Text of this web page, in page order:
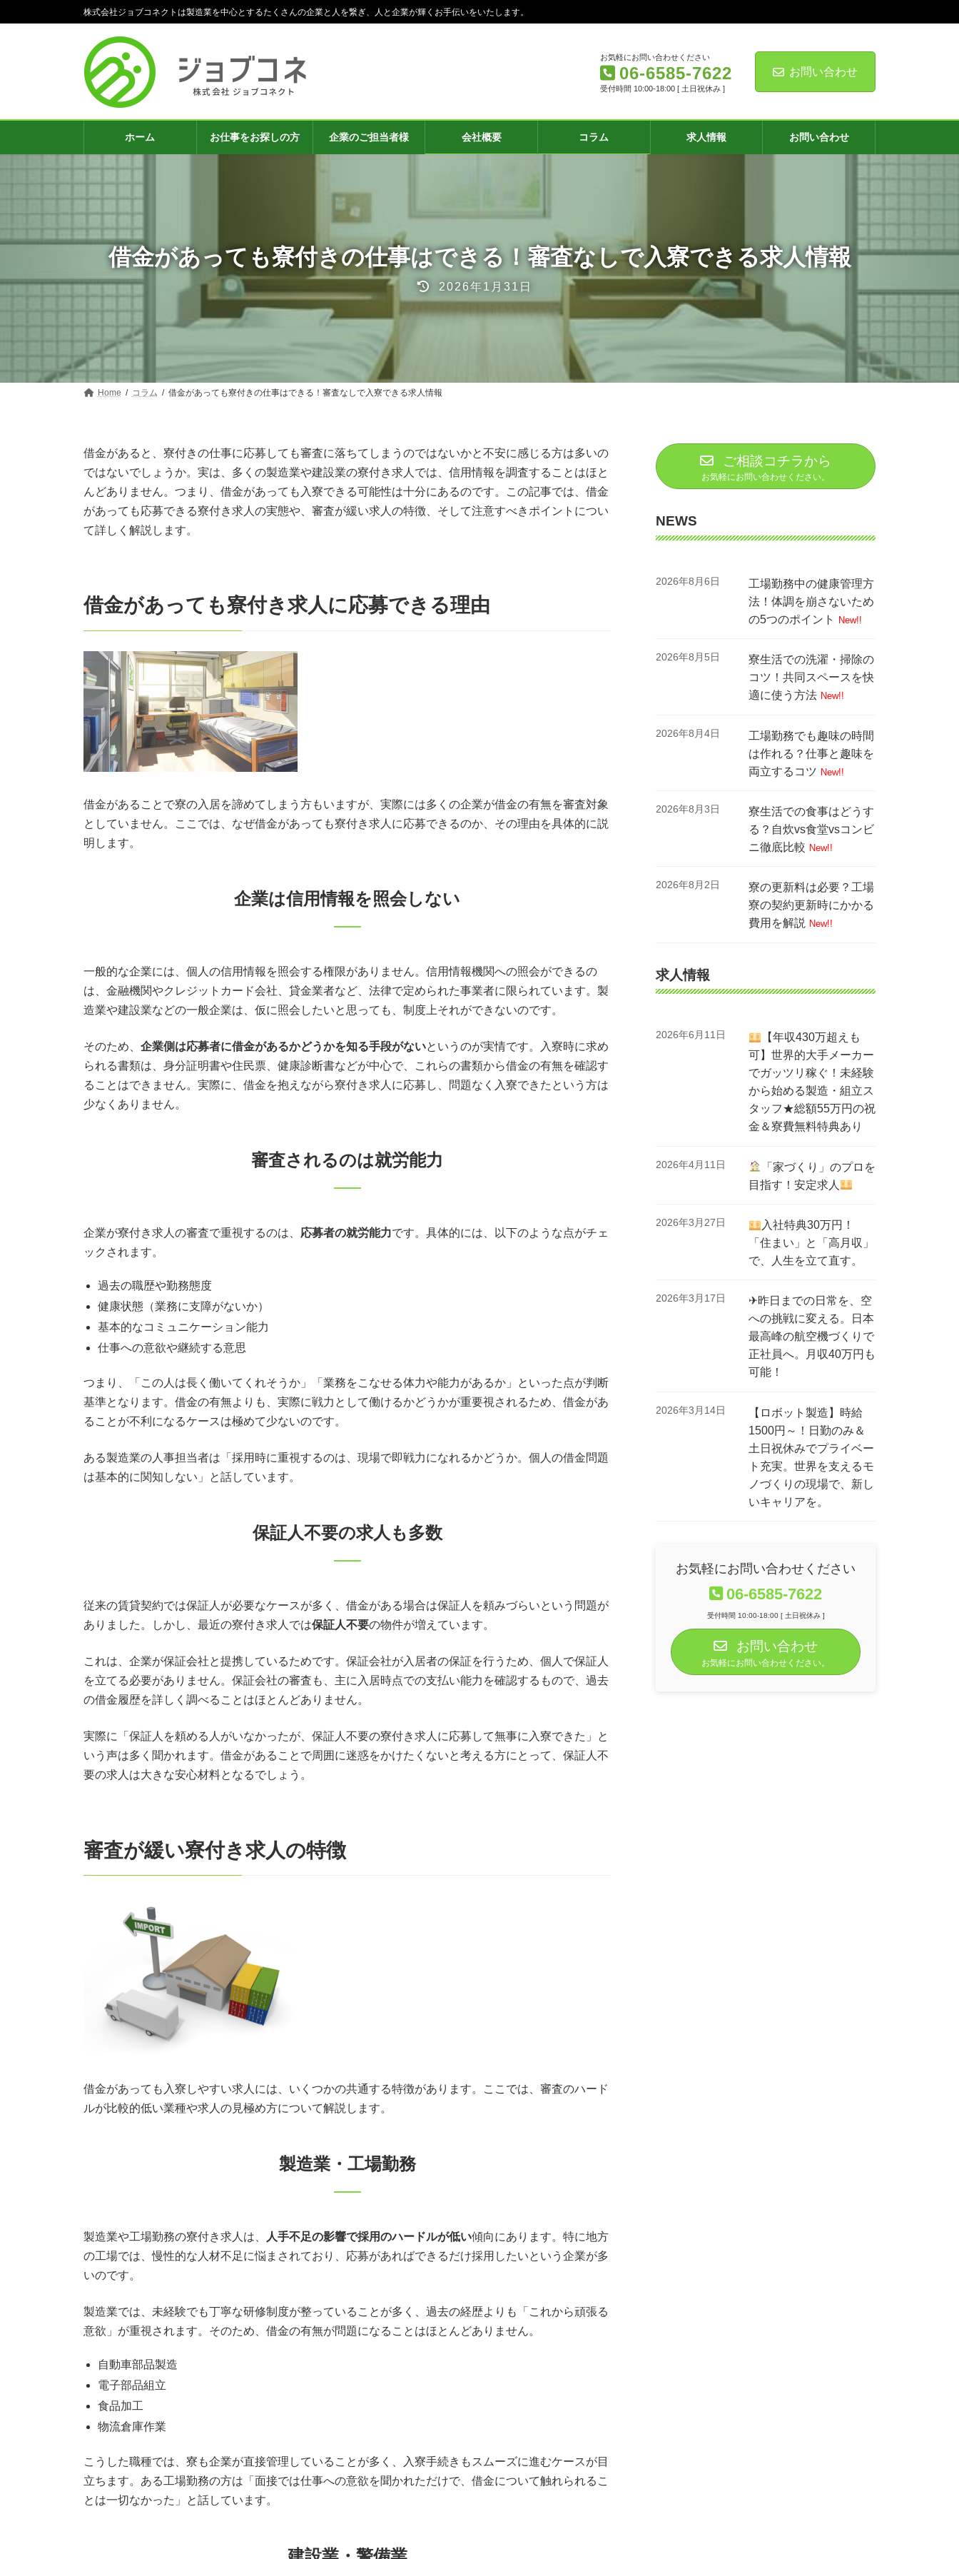
ン
ビ
株式会社ジョブコネクトは製造業を中心とするたくさんの企業と人を繋ぎ、人と企業が輝くお手伝いをいたします。
お気軽にお問い合わせください
06-6585-7622
受付時間 10:00-18:00 [ 土日祝休み ]
お問い合わせ
ホーム お仕事をお探しの方 企業のご担当者様 会社概要 コラム 求人情報 お問い合わせ
借金があっても寮付きの仕事はできる！審査なしで入寮できる求人情報
最
終
更
:
2026年1月31日
Home コラム 借金があっても寮付きの仕事はできる！審査なしで入寮できる求人情報
借金があると、寮付きの仕事に応募しても審査に落ちてしまうのではないかと不安に感じる方は多いの
ではないでしょうか。実は、多くの製造業や建設業の寮付き求人では、信用情報を調査することはほと
んどありません。つまり、借金があっても入寮できる可能性は十分にあるのです。この記事では、借金
があっても応募できる寮付き求人の実態や、審査が緩い求人の特徴、そして注意すべきポイントについ
て詳しく解説します。
借金があっても寮付き求人に応募できる理由
借金があることで寮の入居を諦めてしまう方もいますが、実際には多くの企業が借金の有無を審査対象
としていません。ここでは、なぜ借金があっても寮付き求人に応募できるのか、その理由を具体的に説
明します。
企業は信用情報を照会しない
一般的な企業には、個人の信用情報を照会する権限がありません。信用情報機関への照会ができるの
は、金融機関やクレジットカード会社、貸金業者など、法律で定められた事業者に限られています。製
造業や建設業などの一般企業は、仮に照会したいと思っても、制度上それができないのです。
そのため、 企業側は応募者に借金があるかどうかを知る手段がないというのが実情です。入寮時に求め
られる書類は、身分証明書や住民票、健康診断書などが中心で、これらの書類から借金の有無を確認す
ることはできません。実際に、借金を抱えながら寮付き求人に応募し、問題なく入寮できたという方は
少なくありません。
審査されるのは就労能力
企業が寮付き求人の審査で重視するのは、 応募者の就労能力です。具体的には、以下のような点がチェ
ックされます。
過去の職歴や勤務態度
健康状態（業務に支障がないか）
基本的なコミュニケーション能力
仕事への意欲や継続する意思
つまり、「この人は長く働いてくれそうか」「業務をこなせる体力や能力があるか」といった点が判断
基準となります。借金の有無よりも、実際に戦力として働けるかどうかが重要視されるため、借金があ
ることが不利になるケースは極めて少ないのです。
ある製造業の人事担当者は「採用時に重視するのは、現場で即戦力になれるかどうか。個人の借金問題
は基本的に関知しない」と話しています。
保証人不要の求人も多数
従来の賃貸契約では保証人が必要なケースが多く、借金がある場合は保証人を頼みづらいという問題が
ありました。しかし、最近の寮付き求人では保証人不要の物件が増えています。
これは、企業が保証会社と提携しているためです。保証会社が入居者の保証を行うため、個人で保証人
を立てる必要がありません。保証会社の審査も、主に入居時点での支払い能力を確認するもので、過去
の借金履歴を詳しく調べることはほとんどありません。
実際に「保証人を頼める人がいなかったが、保証人不要の寮付き求人に応募して無事に入寮できた」と
いう声は多く聞かれます。借金があることで周囲に迷惑をかけたくないと考える方にとって、保証人不
要の求人は大きな安心材料となるでしょう。
審査が緩い寮付き求人の特徴
借金があっても入寮しやすい求人には、いくつかの共通する特徴があります。ここでは、審査のハード
ルが比較的低い業種や求人の見極め方について解説します。
製造業・工場勤務
製造業や工場勤務の寮付き求人は、 人手不足の影響で採用のハードルが低い傾向にあります。特に地方
の工場では、慢性的な人材不足に悩まされており、応募があればできるだけ採用したいという企業が多
いのです。
製造業では、未経験でも丁寧な研修制度が整っていることが多く、過去の経歴よりも「これから頑張る
意欲」が重視されます。そのため、借金の有無が問題になることはほとんどありません。
自動車部品製造
電子部品組立
食品加工
物流倉庫作業
こうした職種では、寮も企業が直接管理していることが多く、入寮手続きもスムーズに進むケースが目
立ちます。ある工場勤務の方は「面接では仕事への意欲を聞かれただけで、借金について触れられるこ
とは一切なかった」と話しています。
ご相談コチラから
お気軽にお問い合わせください。
NEWS
2026年8月6日
工場勤務中の健康管理方
法！体調を崩さないため
の5つのポイント
New!!
2026年8月5日
寮生活での洗濯・掃除の
コツ！共同スペースを快
適に使う方法 New!!
2026年8月4日
工場勤務でも趣味の時間
は作れる？仕事と趣味を
両立するコツ New!!
2026年8月3日
寮生活での食事はどうす
る？自炊vs食堂vsコンビ
ニ徹底比較 New!!
2026年8月2日
寮の更新料は必要？工場
寮の契約更新時にかかる
費用を解説 New!!
求人情報
2026年6月11日
【年収430万超えも
可】世界的大手メーカー
でガッツリ稼ぐ！未経験
から始める製造・組立ス
タッフ★総額55万円の祝
金＆寮費無料特典あり
2026年4月11日
「家づくり」のプロを
目指す！安定求人
2026年3月27日
入社特典30万円！
「住まい」と「高月収」
で、人生を立て直す。
2026年3月17日
✈昨日までの日常を、空
への挑戦に変える。日本
最高峰の航空機づくりで
正社員へ。月収40万円も
可能！
2026年3月14日
【ロボット製造】時給
1500円～！日勤のみ＆
土日祝休みでプライベー
ト充実。世界を支えるモ
ノづくりの現場で、新し
いキャリアを。
お気軽にお問い合わせください
06-6585-7622
受付時間 10:00-18:00 [ 土日祝休み ]
お問い合わせ
お気軽にお問い合わせください。